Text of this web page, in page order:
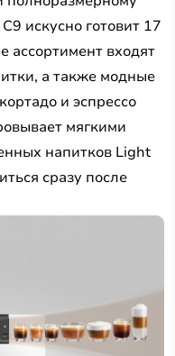
искусно готовит 17
ассортимент входят
а также модные
и эспрессо
мягкими
напитков Light
сразу после